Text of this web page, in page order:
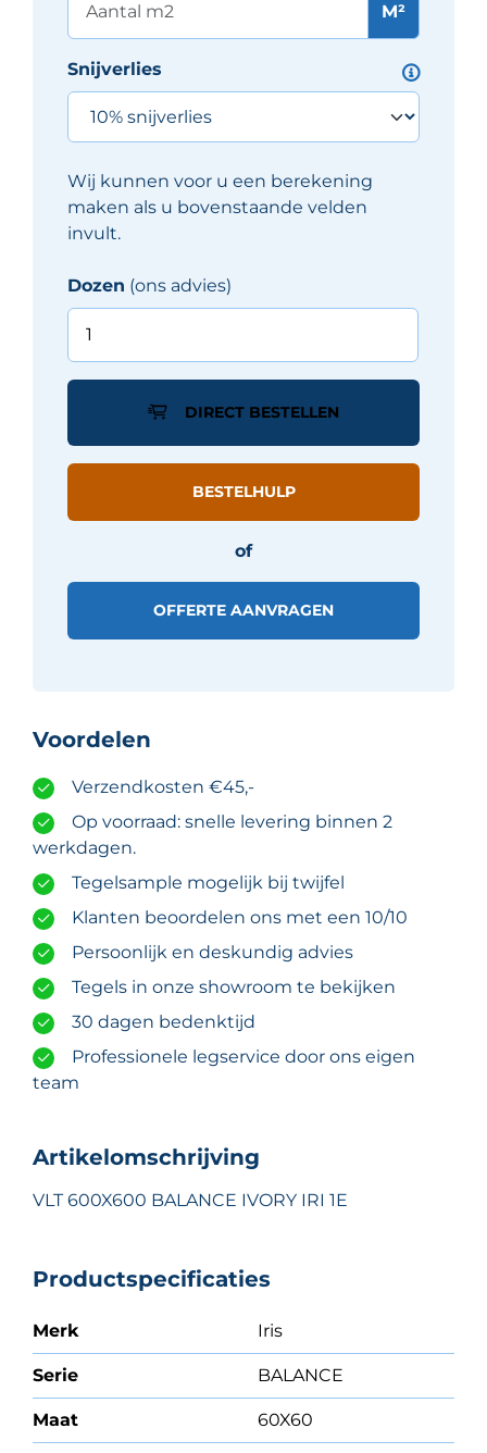
M²
Snijverlies
Wij kunnen voor u een berekening
maken als u bovenstaande velden
invult.
Dozen (ons advies)
Iris
BALANCE
Ivoor
DIRECT BESTELLEN
BESTELHULP
of
OFFERTE AANVRAGEN
Artikelomschrijving
VLT 600X600 BALANCE IVORY IRI 1E
Voordelen
Verzendkosten €45,-
Op voorraad: snelle levering binnen 2
werkdagen.
Tegelsample mogelijk bij twijfel
Klanten beoordelen ons met een 10/10
Persoonlijk en deskundig advies
Tegels in onze showroom te bekijken
30 dagen bedenktijd
Professionele legservice door ons eigen
team
Productspecificaties
Merk Iris
Serie BALANCE
Maat 60X60